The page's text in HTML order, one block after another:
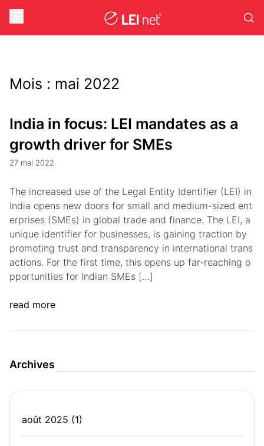
Mois : mai 2022
India in focus: LEI mandates as a
growth driver for SMEs
27 mai 2022
The increased use of the Legal Entity Identifier (LEI) in
India opens new doors for small and medium-sized ent
erprises (SMEs) in global trade and finance. The LEI, a
unique identifier for businesses, is gaining traction by
promoting trust and transparency in international trans
actions. For the first time, this opens up far-reaching o
pportunities for Indian SMEs […]
read more
Archives
août 2025 (1)